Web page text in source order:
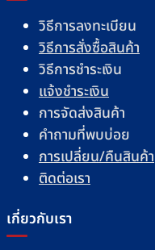
วิธีการลงทะเบียน
วิธีการสั่งซื้อสินค้า
วิธีการชำระเงิน
แจ้งชำระเงิน
การจัดส่งสินค้า
คำถามที่พบบ่อย
การเปลี่ยน/คืนสินค้า
ติดต่อเรา
เกี่ยวกับเรา